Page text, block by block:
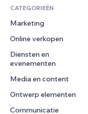
CATEGORIEËN
Marketing
Advertenties
Mobiel
Analytics
Social media
SEO
Betrokkenheid
Online verkopen
Apps voor webshops
Verzending en levering
Verkoopknoppen
Online cursussen
Print on demand
Diensten en
evenementen
Hotels
Evenementen
Restaurants
Media en content
Galerij
Muziek
Ontwerp elementen
Kaarten en navigatie